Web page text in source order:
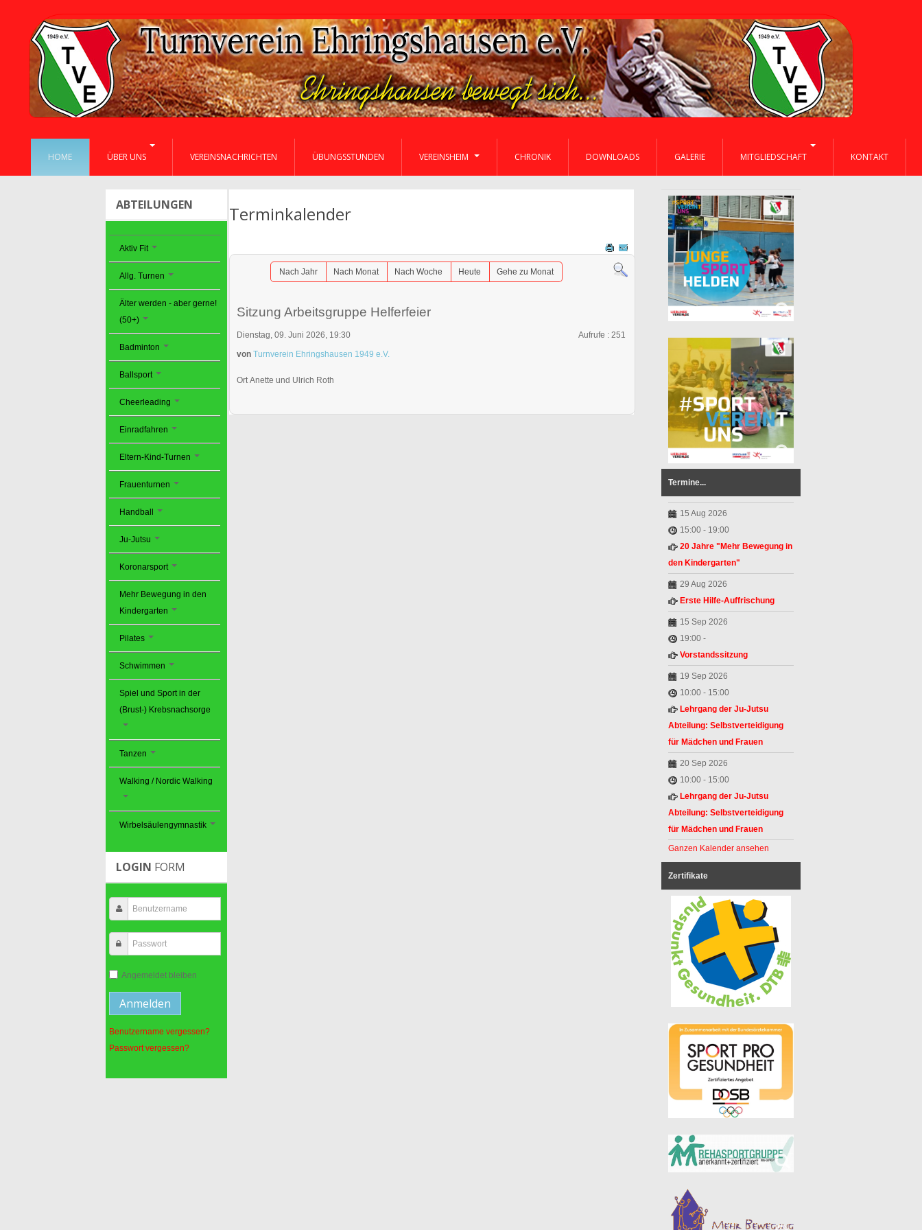
HOME ÜBER UNS VEREINSNACHRICHTEN ÜBUNGSSTUNDEN VEREINSHEIM CHRONIK DOWNLOADS GALERIE MITGLIEDSCHAFT KONTAKT
Terminkalender
Nach Jahr Nach Monat Nach Woche Heute Gehe zu Monat
Sitzung Arbeitsgruppe Helferfeier
Dienstag, 09. Juni 2026, 19:30 Aufrufe : 251
von Turnverein Ehringshausen 1949 e.V.
OrtAnette und Ulrich Roth
ABTEILUNGEN
Aktiv Fit
Allg. Turnen
Älter werden - aber gerne!
(50+)
Badminton
Ballsport
Cheerleading
Einradfahren
Eltern-Kind-Turnen
Frauenturnen
Handball
Ju-Jutsu
Koronarsport
Mehr Bewegung in den
Kindergarten
Pilates
Schwimmen
Spiel und Sport in der
(Brust-) Krebsnachsorge
Tanzen
Walking / Nordic Walking
Wirbelsäulengymnastik
LOGIN FORM
Angemeldet bleiben
Benutzername vergessen?
Passwort vergessen?
Termine...
15 Aug 2026
15:00 - 19:00
20 Jahre "Mehr Bewegung in
den Kindergarten"
29 Aug 2026
Erste Hilfe-Auffrischung
15 Sep 2026
19:00 -
Vorstandssitzung
19 Sep 2026
10:00 - 15:00
Lehrgang der Ju-Jutsu
Abteilung: Selbstverteidigung
für Mädchen und Frauen
20 Sep 2026
10:00 - 15:00
Lehrgang der Ju-Jutsu
Abteilung: Selbstverteidigung
für Mädchen und Frauen
Ganzen Kalender ansehen
Zertifikate